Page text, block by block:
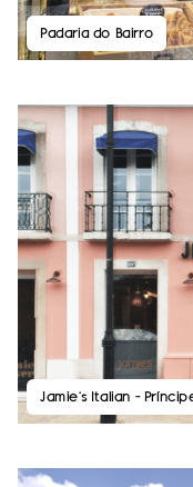
Padaria do Bairro
Jamie’s Italian –